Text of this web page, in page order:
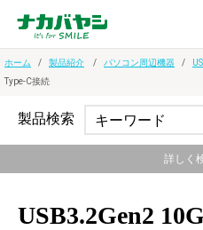
ホーム 製品紹介 パソコン周辺機器
Type-C接続
USB3.2Gen2
製品検索
詳しく